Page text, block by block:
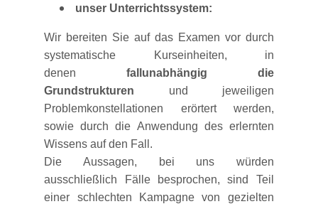
unser Unterrichtssystem:
Wir bereiten Sie auf das Examen vor durch
systematische Kurseinheiten, in
denen fallunabhängig die
Grundstrukturen und jeweiligen
Problemkonstellationen erörtert werden,
sowie durch die Anwendung des erlernten
Wissens auf den Fall.
Die Aussagen, bei uns würden
ausschließlich Fälle besprochen, sind Teil
einer schlechten Kampagne von gezielten